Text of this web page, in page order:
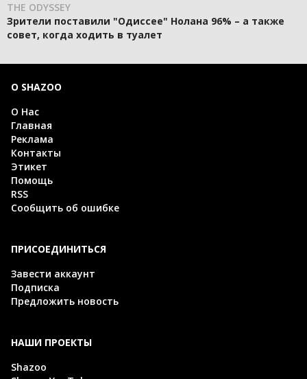
THE ODYSSEY
Зрители поставили "Одиссее" Нолана 96% – а также
совет, когда ходить в туалет
О SHAZOO
О Нас
Главная
Реклама
Контакты
Этикет
Помощь
RSS
Сообщить об ошибке
ПРИСОЕДИНИТЬСЯ
Завести аккаунт
Подписка
Предложить новость
НАШИ ПРОЕКТЫ
Shazoo